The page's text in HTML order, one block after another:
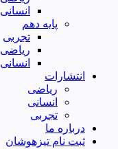
انسانی
پایه دهم
تجربی
ریاضی
انسانی
انتشارات
ریاضی
انسانی
تجربی
درباره ما
ثبت نام تیزهوشان